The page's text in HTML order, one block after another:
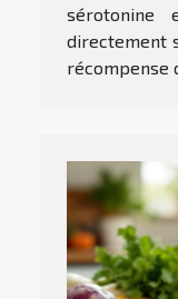
sérotonine
directement
récompense